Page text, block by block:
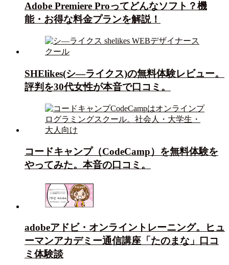
Adobe Premiere Proってどんなソフト？機
能・お得な料金プランを解説！
SHElikes(シ―ライクス)の無料体験レビュー。
評判を30代女性が本音で口コミ。
コードキャンプ（CodeCamp）を無料体験を
やってみた。本音の口コミ。
adobeアドビ・オンライントレーニング。ヒュ
ーマンアカデミー通信講座「たのまな」口コ
ミ体験談